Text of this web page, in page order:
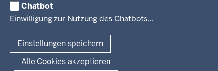
Chatbot
Einwilligung zur Nutzung des Chatbots...
Einstellungen speichern
Alle Cookies akzeptieren
Verfahrensübersichten
Überwachung umweltrelevanter Anlagen
© 2026 Bezirksregierung Köln
Organisationsplan
Lizenzbedingungen Geobasis NRW
Dokumente und Ressourcen
Kontakt